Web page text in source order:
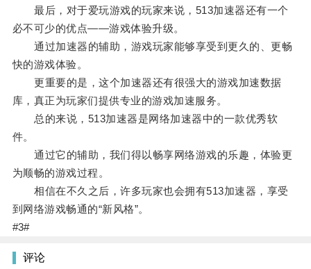
最后，对于爱玩游戏的玩家来说，513加速器还有一个
必不可少的优点——游戏体验升级。
通过加速器的辅助，游戏玩家能够享受到更久的、更畅
快的游戏体验。
更重要的是，这个加速器还有很强大的游戏加速数据
库，真正为玩家们提供专业的游戏加速服务。
总的来说，513加速器是网络加速器中的一款优秀软
件。
通过它的辅助，我们得以畅享网络游戏的乐趣，体验更
为顺畅的游戏过程。
相信在不久之后，许多玩家也会拥有513加速器，享受
到网络游戏畅通的“新风格”。
#3#
评论